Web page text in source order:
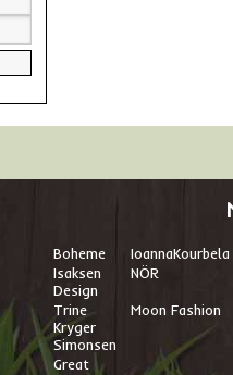
Boheme IoannaKourbela
Isaksen
Design
NÖR
Trine
Kryger
Simonsen
Moon Fashion
Great